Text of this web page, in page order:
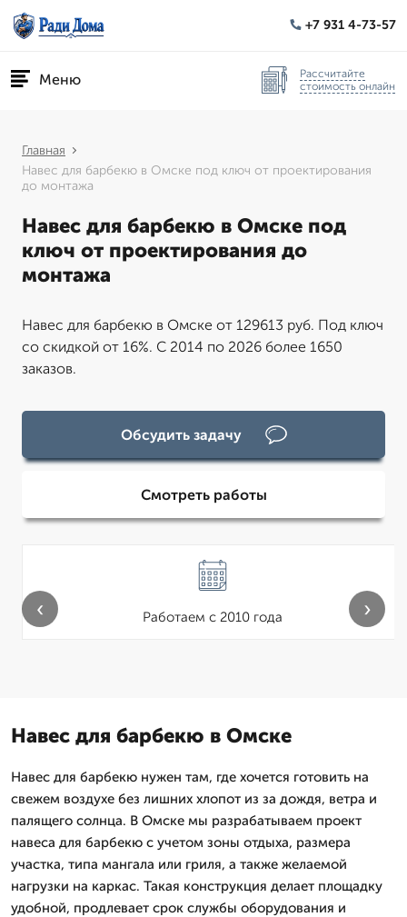
+7 931 4-73-57
Меню
Рассчитайте
стоимость онлайн
Главная
Навес для барбекю в Омске под ключ от проектирования
до монтажа
Навес для барбекю в Омске под
ключ от проектирования до
монтажа
Навес для барбекю в Омске от 129613 руб. Под ключ
со скидкой от 16%. С 2014 по 2026 более 1650
заказов.
Обсудить задачу
Смотреть работы
Работаем с 2010 года
‹ ›
Навес для барбекю в Омске
Навес для барбекю нужен там, где хочется готовить на
свежем воздухе без лишних хлопот из за дождя, ветра и
палящего солнца. В Омске мы разрабатываем проект
навеса для барбекю с учетом зоны отдыха, размера
участка, типа мангала или гриля, а также желаемой
нагрузки на каркас. Такая конструкция делает площадку
удобной, продлевает срок службы оборудования и